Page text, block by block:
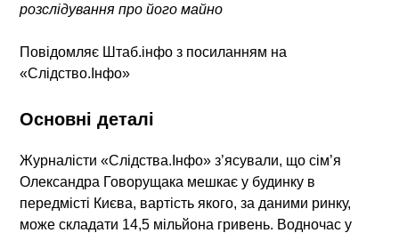
розслідування про його майно
Повідомляє Штаб.інфо з посиланням на
«Слідство.Інфо»
Основні деталі
Журналісти «Слідства.Інфо» з’ясували, що сім’я
Олександра Говорущака мешкає у будинку в
передмісті Києва, вартість якого, за даними ринку,
може складати 14,5 мільйона гривень. Водночас у